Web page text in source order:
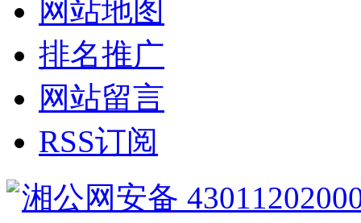
网站地图
排名推广
网站留言
RSS订阅
湘公网安备